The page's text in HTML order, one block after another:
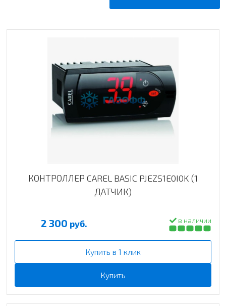
КОНТРОЛЛЕР CAREL BASIC PJEZS1E0I0K (1
ДАТЧИК)
2 300 руб. в наличии
Купить в 1 клик
Купить